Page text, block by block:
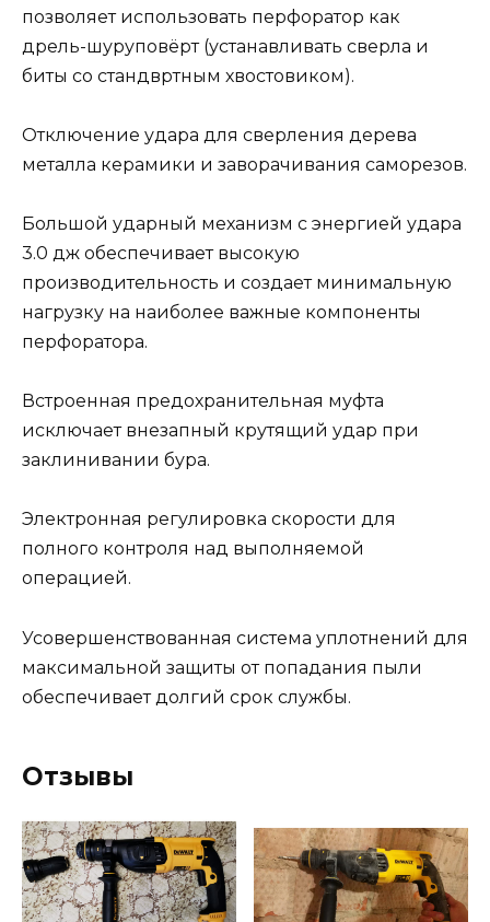
позволяет использовать перфоратор как
дрель-шуруповёрт (устанавливать сверла и
биты со стандвртным хвостовиком).
Отключение удара для сверления дерева
металла керамики и заворачивания саморезов.
Большой ударный механизм с энергией удара
3.0 дж обеспечивает высокую
производительность и создает минимальную
нагрузку на наиболее важные компоненты
перфоратора.
Встроенная предохранительная муфта
исключает внезапный крутящий удар при
заклинивании бура.
Электронная регулировка скорости для
полного контроля над выполняемой
операцией.
Усовершенствованная система уплотнений для
максимальной защиты от попадания пыли
обеспечивает долгий срок службы.
Отзывы